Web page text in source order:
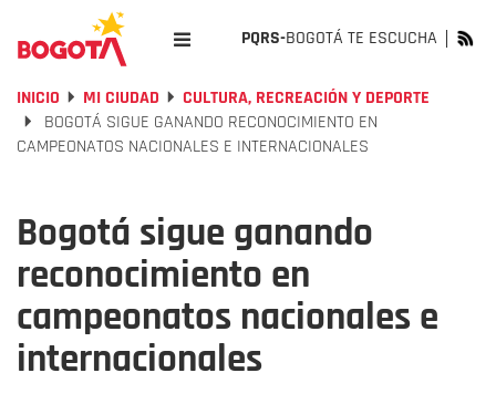
PQRS-BOGOTÁ TE ESCUCHA
INICIO MI CIUDAD
CULTURA, RECREACIÓN Y DEPORTE
BOGOTÁ SIGUE GANANDO RECONOCIMIENTO EN
CAMPEONATOS NACIONALES E INTERNACIONALES
Bogotá sigue ganando
reconocimiento en
campeonatos nacionales e
internacionales